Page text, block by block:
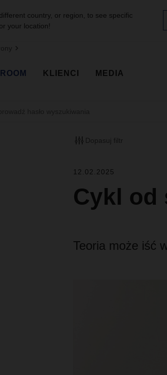
country, or region, to see specific
your location!
KLIENCI MEDIA
Dopasuj filtr
12.02.2025
Cykl od
Teoria może iść